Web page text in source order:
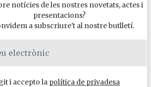
gabinet dels antics
notícies de les nostres novetats, actes i
presentacions?
a subscriure't al nostre butlletí.
i accepto la política de privadesa